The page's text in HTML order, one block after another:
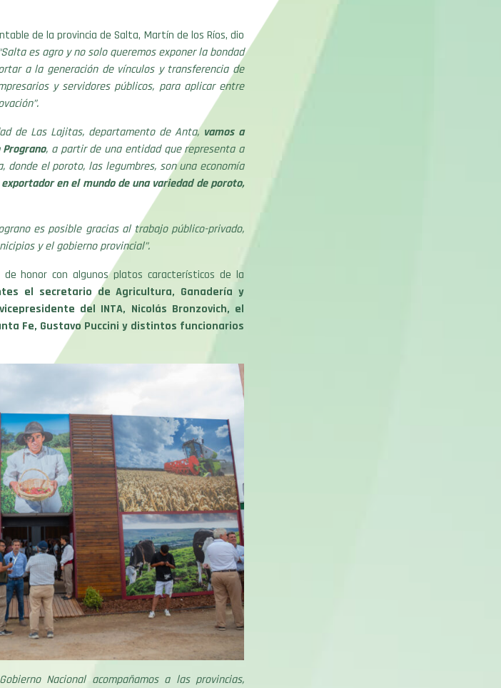
de la provincia de Salta, Martín de los Ríos, dio
es agro y no solo queremos exponer la bondad
a la generación de vínculos y transferencia de
y servidores públicos, para aplicar entre
de Las Lajitas, departamento de Anta, vamos a
, a partir de una entidad que representa a
el poroto, las legumbres, son una economía
en el mundo de una variedad de poroto,
es posible gracias al trabajo público-privado,
y el gobierno provincial”.
honor con algunos platos característicos de la
el secretario de Agricultura, Ganadería y
del INTA, Nicolás Bronzovich, el
Fe, Gustavo Puccini y distintos funcionarios
Nacional acompañamos a las provincias,